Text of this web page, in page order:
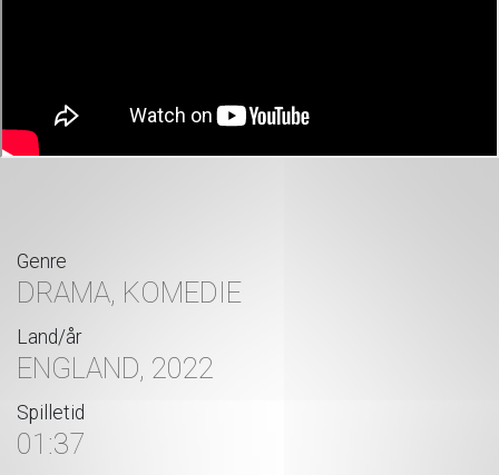
Genre
DRAMA, KOMEDIE
Land/år
ENGLAND, 2022
Spilletid
01:37